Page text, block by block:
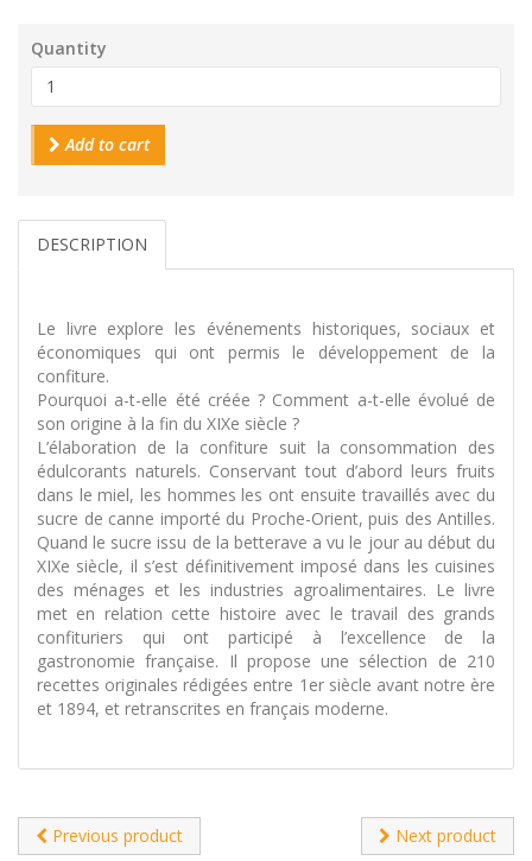
Quantity
Add to cart
DESCRIPTION
Le livre explore les événements historiques, sociaux et
économiques qui ont permis le développement de la
confiture.
Pourquoi a-t-elle été créée ? Comment a-t-elle évolué de
son origine à la fin du XIXe siècle ?
L’élaboration de la confiture suit la consommation des
édulcorants naturels. Conservant tout d’abord leurs fruits
dans le miel, les hommes les ont ensuite travaillés avec du
sucre de canne importé du Proche-Orient, puis des Antilles.
Quand le sucre issu de la betterave a vu le jour au début du
XIXe siècle, il s’est définitivement imposé dans les cuisines
des ménages et les industries agroalimentaires. Le livre
met en relation cette histoire avec le travail des grands
confituriers qui ont participé à l’excellence de la
gastronomie française. Il propose une sélection de 210
recettes originales rédigées entre 1er siècle avant notre ère
et 1894, et retranscrites en français moderne.
Previous product Next product